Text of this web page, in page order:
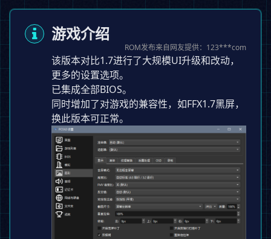
游戏介绍
ROM发布来自网友提供：123***com
该版本对比1.7进行了大规模UI升级和改动，
更多的设置选项。
已集成全部BIOS。
同时增加了对游戏的兼容性，如FFX1.7黑屏，
换此版本可正常。